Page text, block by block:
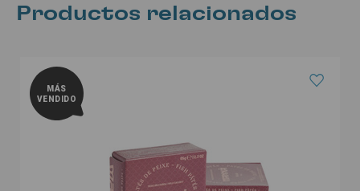
Productos relacionados
MÁS
VENDIDO